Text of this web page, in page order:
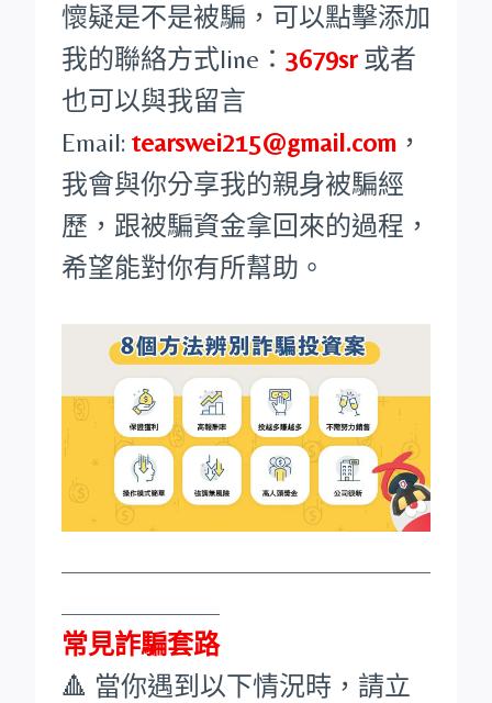
懷疑是不是被騙，可以點擊添加
我的聯絡方式line： 3679sr 或者
也可以與我留言
Email: tearswei215@gmail.com ，
我會與你分享我的親身被騙經
歷，跟被騙資金拿回來的過程，
希望能對你有所幫助。
常見詐騙套路
🔺 當你遇到以下情況時，請立